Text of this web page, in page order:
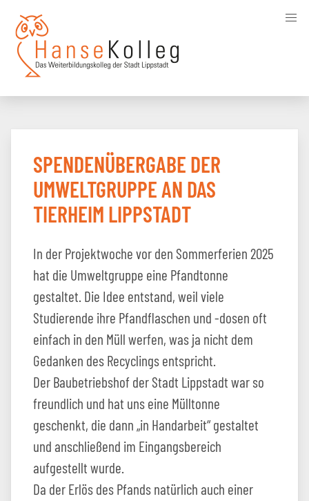
main
content
SPENDENÜBERGABE DER
UMWELTGRUPPE AN DAS
TIERHEIM LIPPSTADT
In der Projektwoche vor den Sommerferien 2025
hat die Umweltgruppe eine Pfandtonne
gestaltet. Die Idee entstand, weil viele
Studierende ihre Pfandflaschen und -dosen oft
einfach in den Müll werfen, was ja nicht dem
Gedanken des Recyclings entspricht.
Der Baubetriebshof der Stadt Lippstadt war so
freundlich und hat uns eine Mülltonne
geschenkt, die dann „in Handarbeit“ gestaltet
und anschließend im Eingangsbereich
aufgestellt wurde.
Da der Erlös des Pfands natürlich auch einer